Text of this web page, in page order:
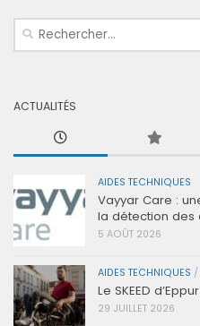
Rechercher :
ACTUALITÉS
AIDES TECHNIQUES
Vayyar Care :
la détection des
5 AOÛT 2026
AIDES TECHNIQUES /
Le SKEED d’Eppur
29 JUILLET 2026